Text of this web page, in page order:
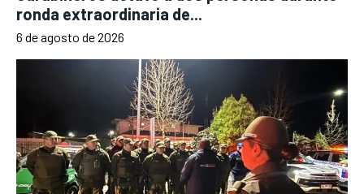
ronda extraordinaria de...
6 de agosto de 2026